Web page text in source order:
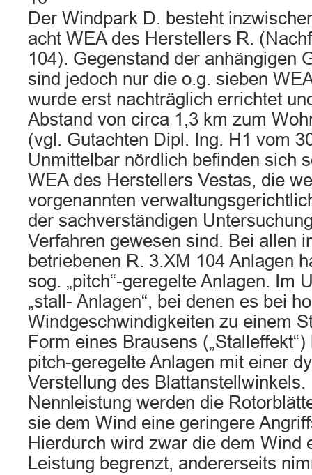
Der Windpark D. besteht
acht WEA des Herstellers R.
104). Gegenstand der anhängigen
sind jedoch nur die o.g. sieben
wurde erst nachträglich errichtet
Abstand von circa 1,3 km zum
(vgl. Gutachten Dipl. Ing. H1 vom
Unmittelbar nördlich befinden sich
WEA des Herstellers Vestas, die
vorgenannten
der sachverständigen
Verfahren gewesen sind. Bei allen
betriebenen R. 3.XM 104 Anlagen
sog. „pitch“-geregelte Anlagen. Im
„stall- Anlagen“, bei denen es bei
Windgeschwindigkeiten zu einem
Form eines Brausens
pitch-geregelte Anlagen mit einer
Verstellung des
Nennleistung werden die
sie dem Wind eine geringere
Hierdurch wird zwar die dem Wind
Leistung begrenzt, andererseits